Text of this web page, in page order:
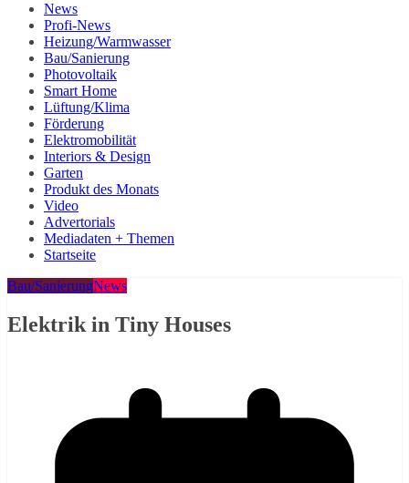
News
Profi-News
Heizung/Warmwasser
Bau/Sanierung
Photovoltaik
Smart Home
Lüftung/Klima
Förderung
Elektromobilität
Interiors & Design
Garten
Produkt des Monats
Video
Advertorials
Mediadaten + Themen
Startseite
Bau/SanierungNews
Elektrik in Tiny Houses